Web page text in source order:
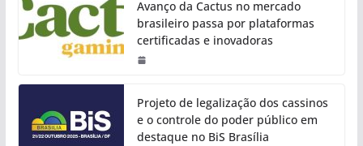
Avanço da Cactus no mercado
brasileiro passa por plataformas
certificadas e inovadoras
Projeto de legalização dos cassinos
e o controle do poder público em
destaque no BiS Brasília